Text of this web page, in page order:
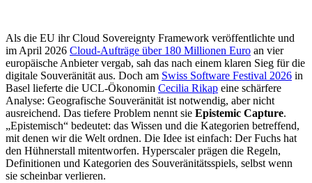
Als die EU ihr Cloud Sovereignty Framework veröffentlichte und
im April 2026 Cloud-Aufträge über 180 Millionen Euro an vier
europäische Anbieter vergab, sah das nach einem klaren Sieg für die
digitale Souveränität aus. Doch am Swiss Software Festival 2026 in
Basel lieferte die UCL-Ökonomin Cecilia Rikap eine schärfere
Analyse: Geografische Souveränität ist notwendig, aber nicht
ausreichend. Das tiefere Problem nennt sie Epistemic Capture.
„Epistemisch“ bedeutet: das Wissen und die Kategorien betreffend,
mit denen wir die Welt ordnen. Die Idee ist einfach: Der Fuchs hat
den Hühnerstall mitentworfen. Hyperscaler prägen die Regeln,
Definitionen und Kategorien des Souveränitätsspiels, selbst wenn
sie scheinbar verlieren.